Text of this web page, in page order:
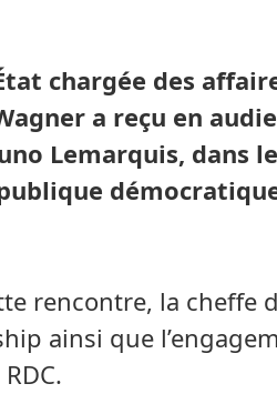
chargée des
a reçu en
Lemarquis, dans
rencontre, la cheffe
ainsi que